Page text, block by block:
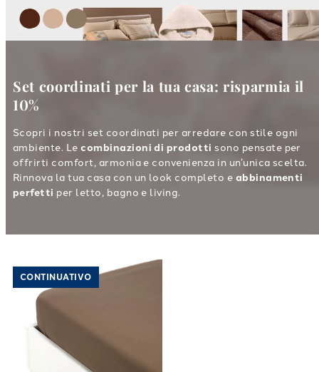
Set coordinati per la tua casa: risparmia il
10%
Scopri i nostri set coordinati per arredare con stile ogni
ambiente. Lecombinazioni di prodotti sono pensate per
offrirti comfort, armonia e convenienza in un’unica scelta.
Rinnova la tua casa con un look completo e abbinamenti
perfetti per letto, bagno e living.
Link to "Lenzuolo Inferiore Cotone tinta unita
CONTINUATIVO